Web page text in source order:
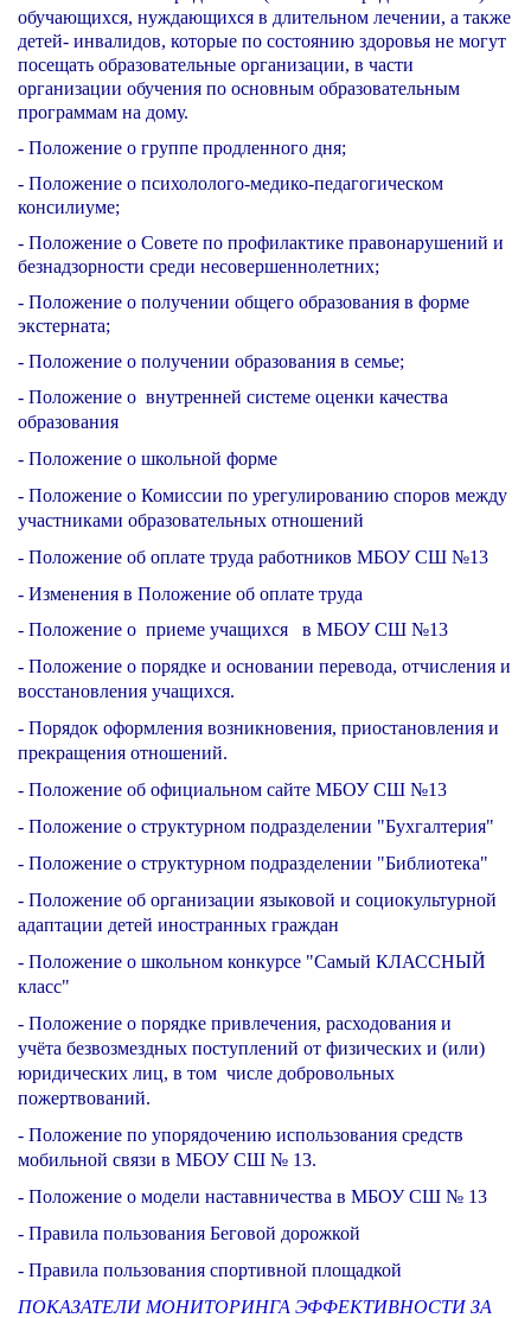
обучающихся, нуждающихся в длительном лечении, а также
детей- инвалидов, которые по состоянию здоровья не могут
посещать образовательные организации, в части
организации обучения по основным образовательным
программам на дому.
- Положение о группе продленного дня;
- Положение о психололого-медико-педагогическом
консилиуме;
- Положение о Совете по профилактике правонарушений и
безнадзорности среди несовершеннолетних;
- Положение о получении общего образования в форме
экстерната;
- Положение о получении образования в семье;
- Положение о внутренней системе оценки качества
образования
- Положение о школьной форме
- Положение о Комиссии по урегулированию споров между
участниками образовательных отношений
- Положение об оплате труда работников МБОУ СШ №13
- Изменения в Положение об оплате труда
- Положение о приеме учащихся в МБОУ СШ №13
- Положение о порядке и основании перевода, отчисления и
восстановления учащихся.
- Порядок оформления возникновения, приостановления и
прекращения отношений.
- Положение об официальном сайте МБОУ СШ №13
- Положение о структурном подразделении "Бухгалтерия"
- Положение о структурном подразделении "Библиотека"
- Положение об организации языковой и социокультурной
адаптации детей иностранных граждан
- Положение о школьном конкурсе "Самый КЛАССНЫЙ
класс"
- Положение о порядке привлечения, расходования и
учёта безвозмездных поступлений от физических и (или)
юридических лиц, в том числе добровольных
пожертвований.
- Положение по упорядочению использования средств
мобильной связи в МБОУ СШ № 13.
- Положение о модели наставничества в МБОУ СШ № 13
- Правила пользования Беговой дорожкой
- Правила пользования спортивной площадкой
ПОКАЗАТЕЛИ МОНИТОРИНГА ЭФФЕКТИВНОСТИ ЗА